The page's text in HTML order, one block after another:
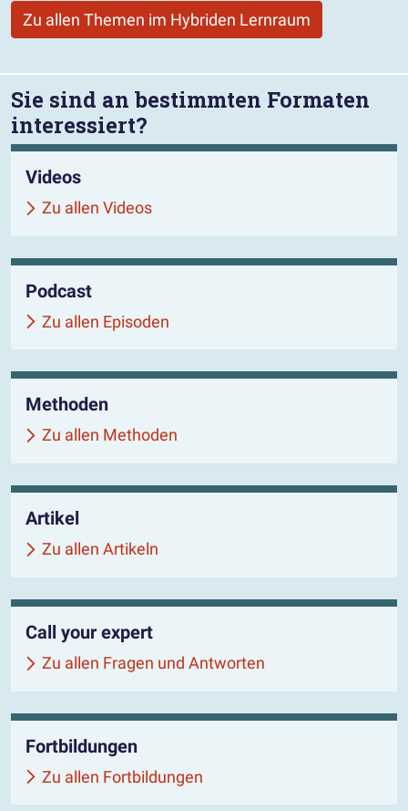
Zu allen Themen im Hybriden Lernraum
Sie sind an bestimmten Formaten
interessiert?
Videos
Zu allen Videos
Podcast
Zu allen Episoden
Methoden
Zu allen Methoden
Artikel
Zu allen Artikeln
Call your expert
Zu allen Fragen und Antworten
Fortbildungen
Zu allen Fortbildungen